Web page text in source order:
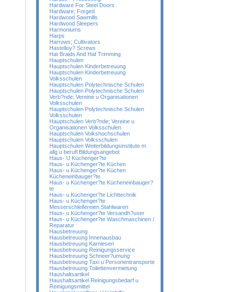
Hardware For Steel Doors
Hardware; Forged
Hardwood Sawmills
Hardwood Sleepers
Harmoniums
Harps
Harrows; Cultivators
Hastelloy? Screws
Hat Braids And Hat Trimming
Hauptschulen
Hauptschulen Kinderbetreuung
Hauptschulen Kinderbetreuung
Volksschulen
Hauptschulen Polytechnische Schulen
Hauptschulen Polytechnische Schulen
Verb?nde; Vereine u Organisationen
Volksschulen
Hauptschulen Polytechnische Schulen
Volksschulen
Hauptschulen Verb?nde; Vereine u
Organisationen Volksschulen
Hauptschulen Volkshochschulen
Hauptschulen Volksschulen
Hauptschulen Weiterbildungsinstitute m
allg u berufl Bildungsangebot
Haus- U Küchenger?te
Haus- u Küchenger?te Küchen
Haus- u Küchenger?te Küchen
Kücheneinbauger?te
Haus- u Küchenger?te Kücheneinbauger?
te
Haus- u Küchenger?te Lichttechnik
Haus- u Küchenger?te
Messerschleifereien Stahlwaren
Haus- u Küchenger?te Versandh?user
Haus- u Küchenger?te Waschmaschinen /
Reparatur
Hausbetreuung
Hausbetreuung Innenausbau
Hausbetreuung Karniesen
Hausbetreuung Reinigungsservice
Hausbetreuung Schneer?umung
Hausbetreuung Taxi u Personentransporte
Hausbetreuung Toilettenvermietung
Haushaltsartikel
Haushaltsartikel Reinigungsbedarf u
Reinigungsmittel